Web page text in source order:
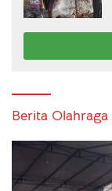
Berita Olahraga